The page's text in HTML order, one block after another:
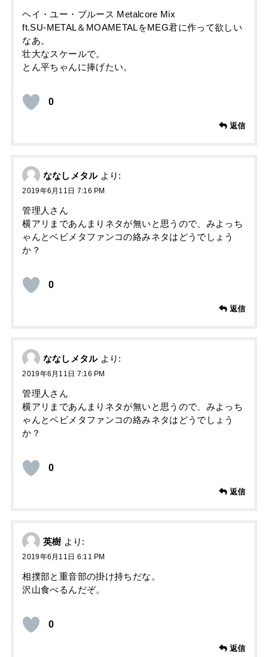
ヘイ・ユー・ブルース Metalcore Mix
ft.SU-METAL＆MOAMETALをMEG君に作って欲しい
なあ。
壮大なスケールで。
とん平ちゃんに捧げたい。
0
返信
ななしメタル より:
2019年6月11日 7:16 PM
管理人さん
横アリまであんまりネタが無いと思うので、みよっち
ゃんとベビメタファンコの絡みネタはどうでしょう
か？
0
返信
ななしメタル より:
2019年6月11日 7:16 PM
管理人さん
横アリまであんまりネタが無いと思うので、みよっち
ゃんとベビメタファンコの絡みネタはどうでしょう
か？
0
返信
英樹 より:
2019年6月11日 6:11 PM
相撲部と重音部の掛け持ちだな。
沢山食べるんだぞ。
0
返信